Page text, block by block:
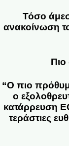
Τόσο
ανακοίνωση
Πιο
“Ο πιο
ο
κατάρρευση
τεράστιες